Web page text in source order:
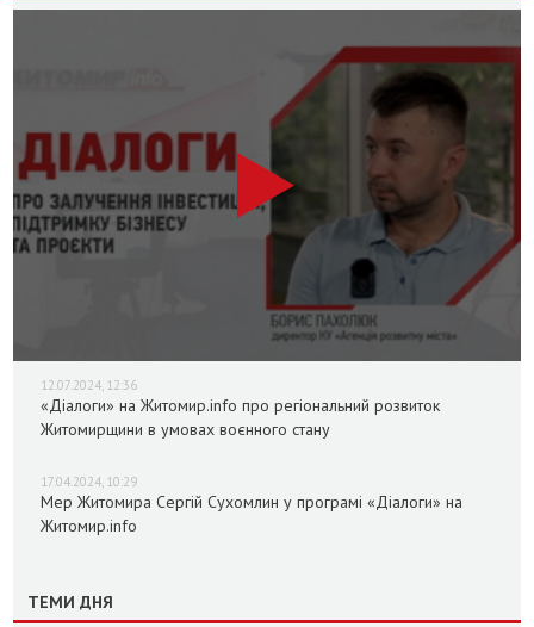
12.07.2024, 12:36
«Діалоги» на Житомир.info про регіональний розвиток
Житомирщини в умовах воєнного стану
17.04.2024, 10:29
Мер Житомира Сергій Сухомлин у програмі «Діалоги» на
Житомир.info
ТЕМИ ДНЯ